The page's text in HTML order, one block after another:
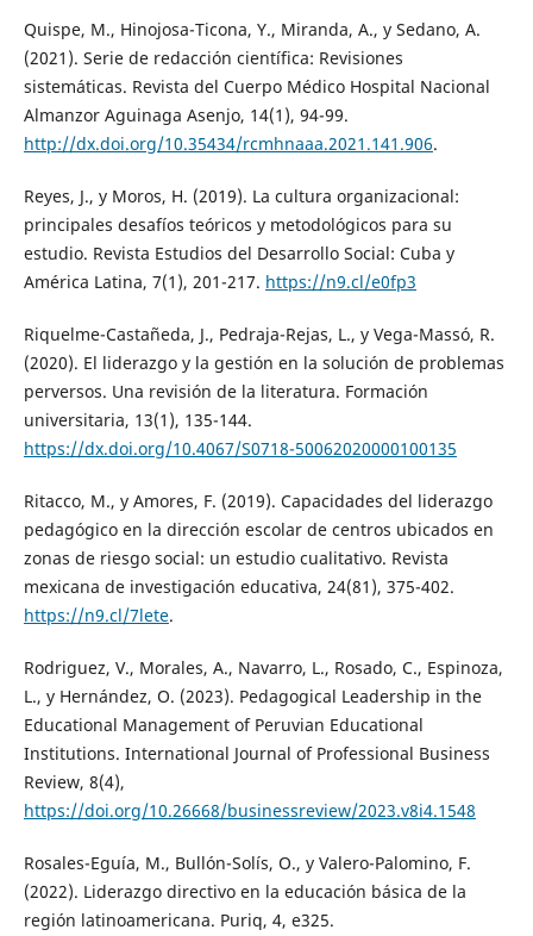
Quispe, M., Hinojosa-Ticona, Y., Miranda, A., y Sedano, A.
(2021). Serie de redacción científica: Revisiones
sistemáticas. Revista del Cuerpo Médico Hospital Nacional
Almanzor Aguinaga Asenjo, 14(1), 94-99.
http://dx.doi.org/10.35434/rcmhnaaa.2021.141.906.
Reyes, J., y Moros, H. (2019). La cultura organizacional:
principales desafíos teóricos y metodológicos para su
estudio. Revista Estudios del Desarrollo Social: Cuba y
América Latina, 7(1), 201-217. https://n9.cl/e0fp3
Riquelme-Castañeda, J., Pedraja-Rejas, L., y Vega-Massó, R.
(2020). El liderazgo y la gestión en la solución de problemas
perversos. Una revisión de la literatura. Formación
universitaria, 13(1), 135-144.
https://dx.doi.org/10.4067/S0718-50062020000100135
Ritacco, M., y Amores, F. (2019). Capacidades del liderazgo
pedagógico en la dirección escolar de centros ubicados en
zonas de riesgo social: un estudio cualitativo. Revista
mexicana de investigación educativa, 24(81), 375-402.
https://n9.cl/7lete.
Rodriguez, V., Morales, A., Navarro, L., Rosado, C., Espinoza,
L., y Hernández, O. (2023). Pedagogical Leadership in the
Educational Management of Peruvian Educational
Institutions. International Journal of Professional Business
Review, 8(4),
https://doi.org/10.26668/businessreview/2023.v8i4.1548
Rosales-Eguía, M., Bullón-Solís, O., y Valero-Palomino, F.
(2022). Liderazgo directivo en la educación básica de la
región latinoamericana. Puriq, 4, e325.